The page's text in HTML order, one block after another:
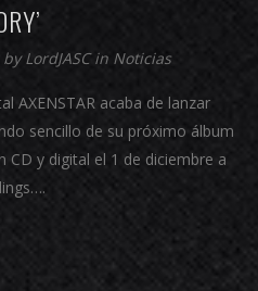
byLordJASCin Noticias
AXENSTAR acaba de lanzar
sencillo de su próximo álbum
CD y digital el 1 de diciembre a